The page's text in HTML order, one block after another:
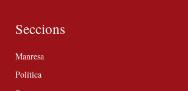
Seccions
Manresa
Política